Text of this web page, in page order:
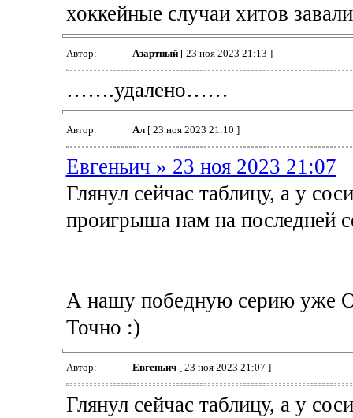
хоккейные случаи хитов
Автор: Азартный[ 23 ноя 2023 21:13 ]
…….удалено……
Автор: Ал[ 23 ноя 2023 21:10 ]
Евгеньич » 23 ноя 2023 21:07
Глянул сейчас таблицу, а у
проигрыша нам на последней
А нашу победную серию уже
Точно :)
Автор: Евгеньич[ 23 ноя 2023 21:07 ]
Глянул сейчас таблицу, а у